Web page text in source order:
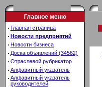
Главное меню
· Главная страница
· Новости предприятий
· Новости бизнеса
· Доска объявлений (34562)
· Отраслевой рубрикатор
· Алфавитный указатель
· Алфавитный указатель
руководителей